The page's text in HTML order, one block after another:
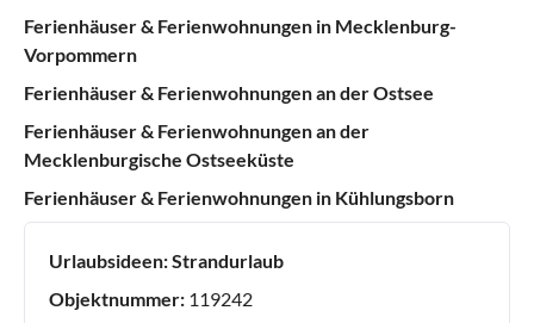
Ferienhäuser & Ferienwohnungen in Mecklenburg-
Vorpommern
Ferienhäuser & Ferienwohnungen an der Ostsee
Ferienhäuser & Ferienwohnungen an der
Mecklenburgische Ostseeküste
Ferienhäuser & Ferienwohnungen in Kühlungsborn
Urlaubsideen:Strandurlaub
Objektnummer: 119242